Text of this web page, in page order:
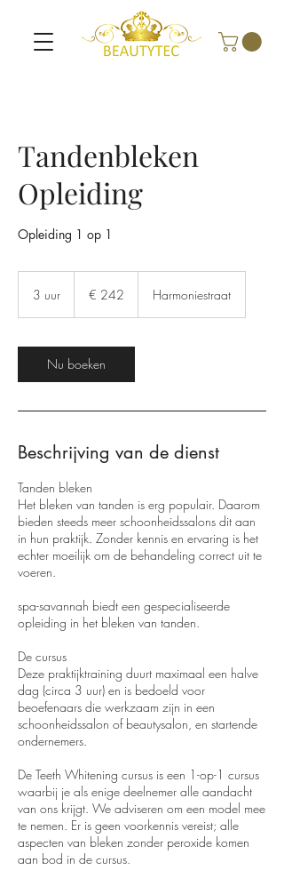
Tandenbleken
Opleiding
Opleiding 1 op 1
3 uur
r
€ 242 Harmoniestraat
Nu boeken
Beschrijving van de dienst
Tanden bleken
Het bleken van tanden is erg populair. Daarom
bieden steeds meer schoonheidssalons dit aan
in hun praktijk. Zonder kennis en ervaring is het
echter moeilijk om de behandeling correct uit te
voeren.
spa-savannah biedt een gespecialiseerde
opleiding in het bleken van tanden.
De cursus
Deze praktijktraining duurt maximaal een halve
dag (circa 3 uur) en is bedoeld voor
beoefenaars die werkzaam zijn in een
schoonheidssalon of beautysalon, en startende
ondernemers.
De Teeth Whitening cursus is een 1-op-1 cursus
waarbij je als enige deelnemer alle aandacht
van ons krijgt. We adviseren om een ​​model mee
te nemen. Er is geen voorkennis vereist; alle
aspecten van bleken zonder peroxide komen
aan bod in de cursus.